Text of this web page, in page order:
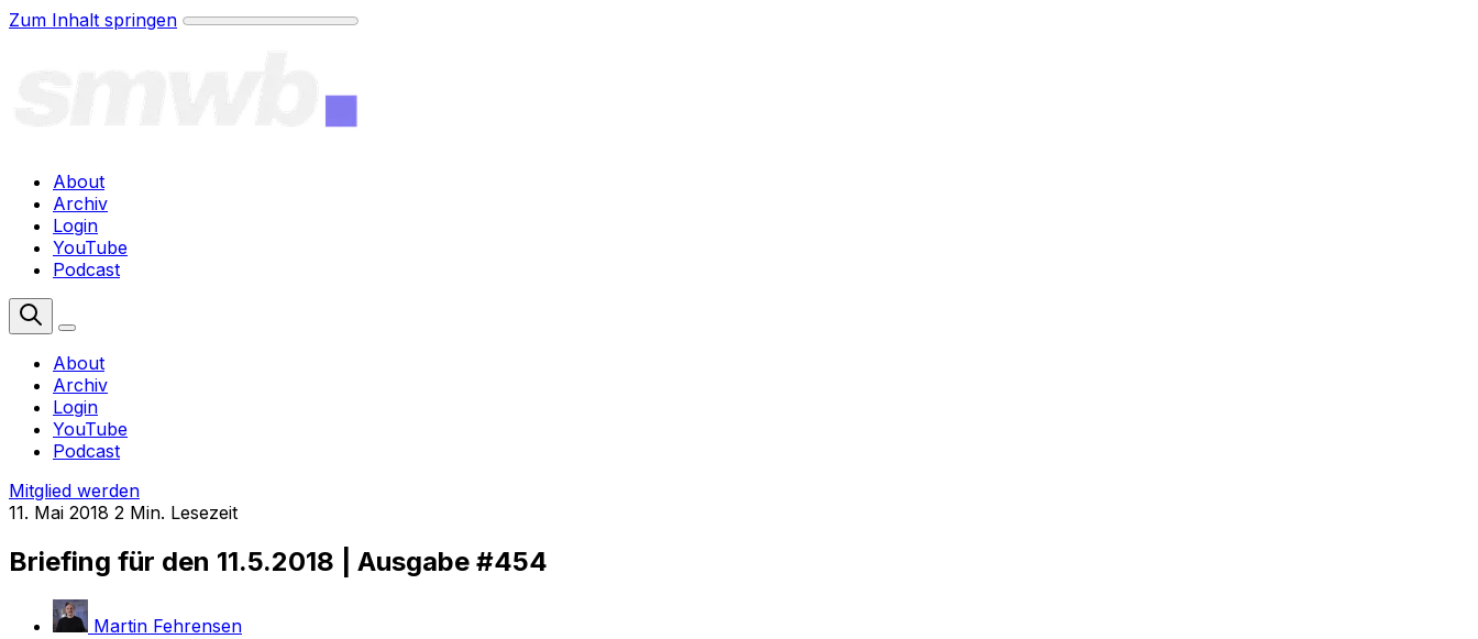
Zum Inhalt springen
About
Archiv
Login
YouTube
Podcast
About
Archiv
Login
YouTube
Podcast
Mitglied werden
11. Mai 2018 2 Min. Lesezeit
Briefing für den 11.5.2018 | Ausgabe #454
Martin Fehrensen